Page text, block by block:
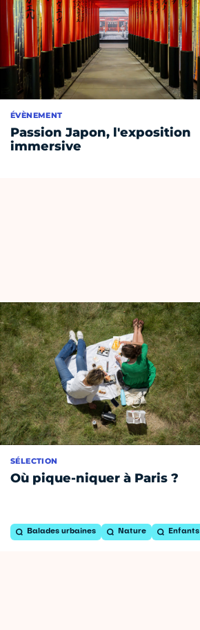
ÉVÈNEMENT
Passion Japon, l'exposition
immersive
SÉLECTION
Où pique-niquer à Paris ?
Balades urbaines Nature Enfants